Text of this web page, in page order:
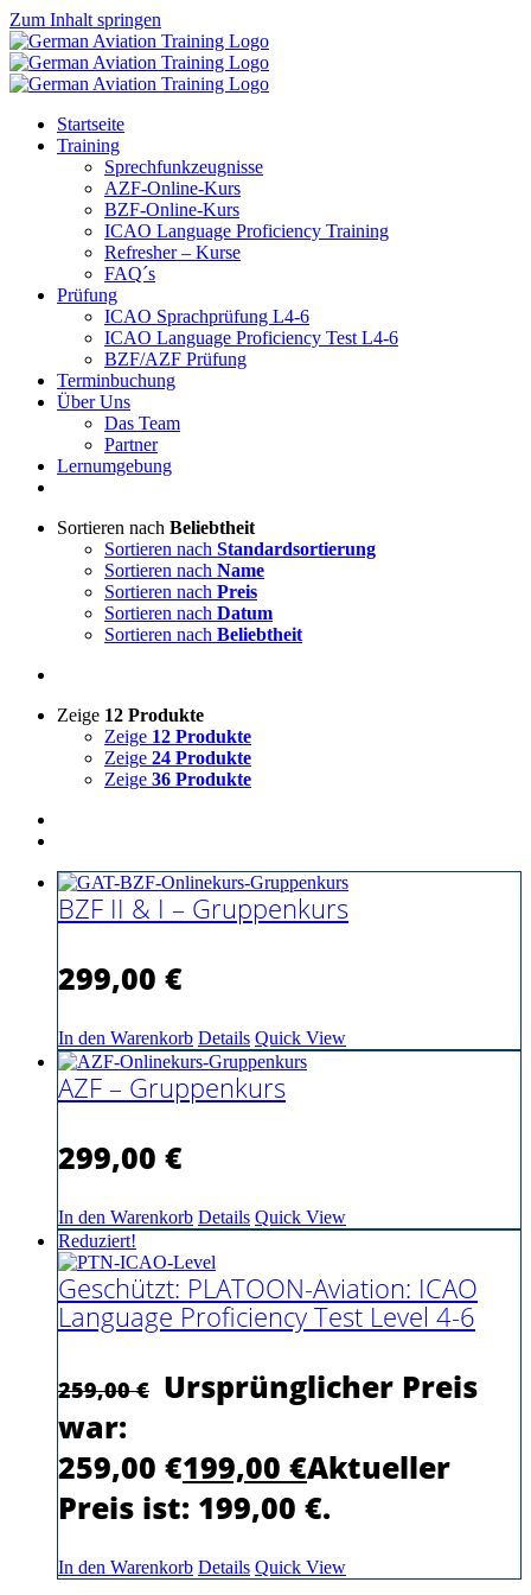
Zum Inhalt springen
Startseite
Training
Sprechfunkzeugnisse
AZF-Online-Kurs
BZF-Online-Kurs
ICAO Language Proficiency Training
Refresher – Kurse
FAQ´s
Prüfung
ICAO Sprachprüfung L4-6
ICAO Language Proficiency Test L4-6
BZF/AZF Prüfung
Terminbuchung
Über Uns
Das Team
Partner
Lernumgebung
Sortieren nach Beliebtheit
Sortieren nach Standardsortierung
Sortieren nach Name
Sortieren nach Preis
Sortieren nach Datum
Sortieren nach Beliebtheit
Zeige 12 Produkte
Zeige 12 Produkte
Zeige 24 Produkte
Zeige 36 Produkte
BZF II & I – Gruppenkurs
299,00 €
In den Warenkorb Details Quick View
AZF – Gruppenkurs
299,00 €
In den Warenkorb Details Quick View
Reduziert!
Geschützt: PLATOON-Aviation: ICAO
Language Proficiency Test Level 4-6
259,00€ Ursprünglicher Preis
war:
259,00 €199,00 €Aktueller
Preis ist: 199,00 €.
In den Warenkorb Details Quick View